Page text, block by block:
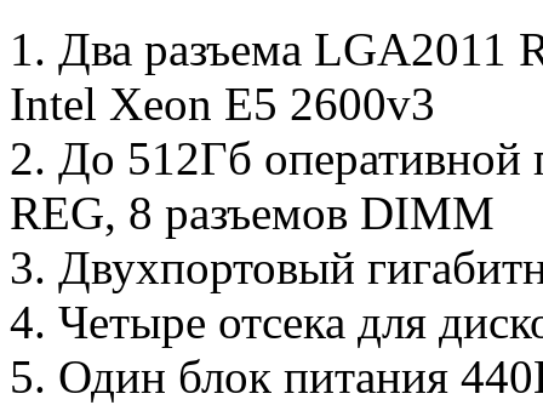
1. Два разъема LGA2011
Intel Xeon E5 2600v3
2. До 512Гб
REG, 8 разъемов DIMM
3. Двухпортовый
4. Четыре отсека для
5. Один блок питания